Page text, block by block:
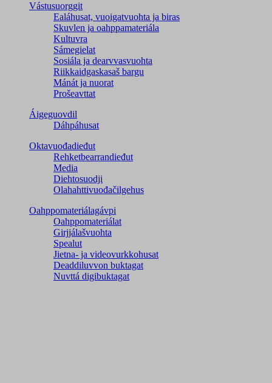
Vástusuorggit
Ealáhusat, vuoigatvuohta ja biras
Skuvlen ja oahppamateriála
Kultuvra
Sámegielat
Sosiála ja dearvvasvuohta
Riikkaidgaskasaš bargu
Mánát ja nuorat
Prošeavttat
Áigeguovdil
Dáhpáhusat
Oktavuođadieđut
Rehketbearrandieđut
Media
Diehtosuodji
Olahahttivuođačilgehus
Oahppomateriálagávpi
Oahppomateriálat
Girjjálašvuohta
Spealut
Jietna- ja videovurkkohusat
Deaddiluvvon buktagat
Nuvttá digibuktagat